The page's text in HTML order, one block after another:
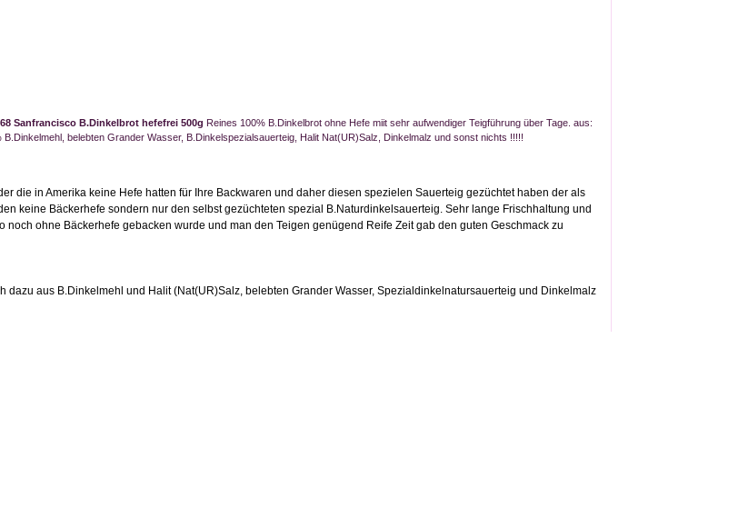
Sanfrancisco B.Dinkelbrot hefefrei 500g Reines 100% B.Dinkelbrot ohne Hefe miit sehr aufwendiger Teigführung über Tage. aus:
B.Dinkelmehl, belebten Grander Wasser, B.Dinkelspezialsauerteig, Halit Nat(UR)Salz, Dinkelmalz und sonst nichts !!!!!
die in Amerika keine Hefe hatten für Ihre Backwaren und daher diesen spezielen Sauerteig gezüchtet haben der als
keine Bäckerhefe sondern nur den selbst gezüchteten spezial B.Naturdinkelsauerteig. Sehr lange Frischhaltung und
noch ohne Bäckerhefe gebacken wurde und man den Teigen genügend Reife Zeit gab den guten Geschmack zu
dazu aus B.Dinkelmehl und Halit (Nat(UR)Salz, belebten Grander Wasser, Spezialdinkelnatursauerteig und Dinkelmalz